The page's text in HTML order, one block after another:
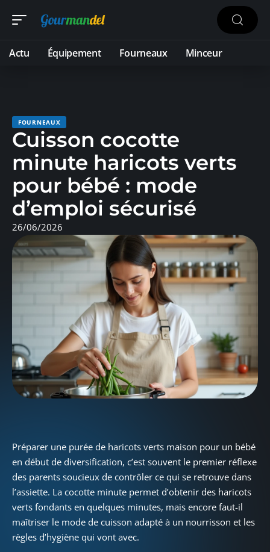
Actu Équipement Fourneaux Minceur
FOURNEAUX
Cuisson cocotte
minute haricots verts
pour bébé : mode
d’emploi sécurisé
26/06/2026
Préparer une purée de haricots verts maison pour un bébé
en début de diversification, c’est souvent le premier réflexe
des parents soucieux de contrôler ce qui se retrouve dans
l’assiette. La cocotte minute permet d’obtenir des haricots
verts fondants en quelques minutes, mais encore faut-il
maîtriser le mode de cuisson adapté à un nourrisson et les
règles d’hygiène qui vont avec.